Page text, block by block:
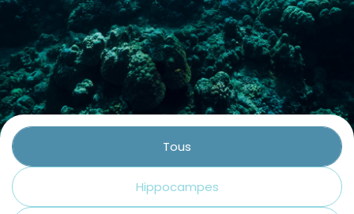
La plongée technique
La plongée adaptée
L'audiovisuel
La TSA et le TSC
Les sciences
Contact
Tous
Hippocampes